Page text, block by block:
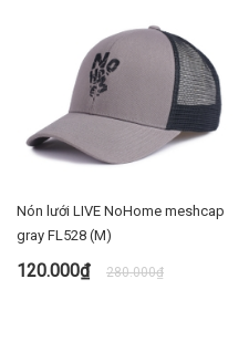
Nón lưới LIVE NoHome meshcap
gray FL528 (M)
120.000₫ 280.000₫